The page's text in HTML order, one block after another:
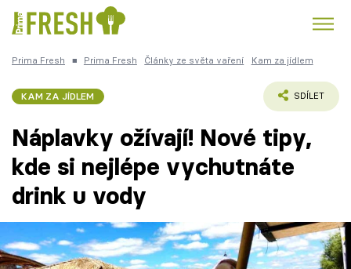
Česká kuchyně
Recepty
Prima Fresh ■ Prima Fresh Články ze světa vaření Kam za jídlem
KAM ZA JÍDLEM SDÍLET
Náplavky ožívají! Nové tipy,
kde si nejlépe vychutnáte
drink u vody